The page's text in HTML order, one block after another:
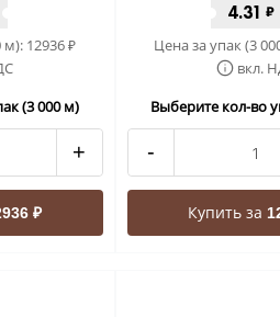
м): 12936₽
(3 000 м)
+
₽
4.31 ₽
Цена за упак (3
вкл.
Выберите кол-во
-
Купить за